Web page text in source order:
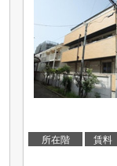
所在階 賃料